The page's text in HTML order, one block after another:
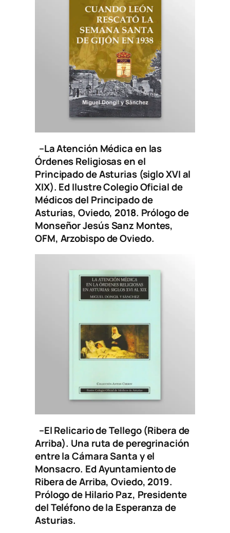
–La Atención Médica en las
Órdenes Religiosas en el
Principado de Asturias (siglo XVI al
XIX). Ed Ilustre Colegio Oficial de
Médicos del Principado de
Asturias, Oviedo, 2018. Prólogo de
Monseñor Jesús Sanz Montes,
OFM, Arzobispo de Oviedo.
–El Relicario de Tellego (Ribera de
Arriba). Una ruta de peregrinación
entre la Cámara Santa y el
Monsacro. Ed Ayuntamiento de
Ribera de Arriba, Oviedo, 2019.
Prólogo de Hilario Paz, Presidente
del Teléfono de la Esperanza de
Asturias.